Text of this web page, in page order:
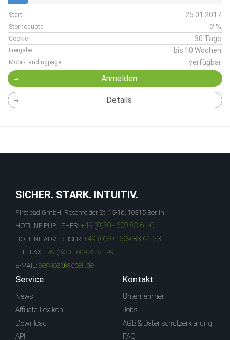
Start 25.01.2017
Stornoquote 2 %
Cookie 30 Tage
Freigabe bis 10 Wochen
Mobil-Landingpage verfügbar
Anmelden
Details
SICHER. STARK. INTUITIV.
Firstlead GmbH, Rosenfelder St. 15-16, 10315 Berlin
HOTLINE PUBLISHER: +49 (0)30 - 609 83 61-0
HOTLINE ADVERTISER: +49 (0)30 - 609 83 61-23
TELEFAX: +49 (0)30 - 609 83 61-99
E-MAIL: service@adcell.de
Service
News
Affiliate-Lexikon
Download
API
Kontakt
Unternehmen
Jobs
AGB & Datenschutzerklärung
FAQ